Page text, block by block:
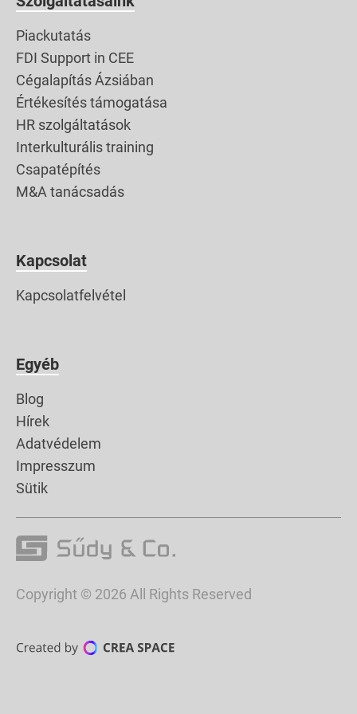
figyelhetjük a helyiek
jó hatással van az a
hangulat, […]
Piackutatás
FDI Support in CEE
Cégalapítás Ázsiában
Értékesítés támogatása
HR szolgáltatások
Interkulturális training
Csapatépítés
M&A tanácsadás
Kapcsolat
Kapcsolatfelvétel
Egyéb
Blog
Hírek
Adatvédelem
Impresszum
Sütik
Copyright © 2026 All Rights Reserved